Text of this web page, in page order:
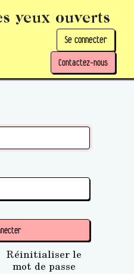
yeux ouverts
Se connecter
Contactez-nous
Réinitialiser le
mot de passe